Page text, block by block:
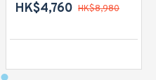
HK$4,760 HK$8,980